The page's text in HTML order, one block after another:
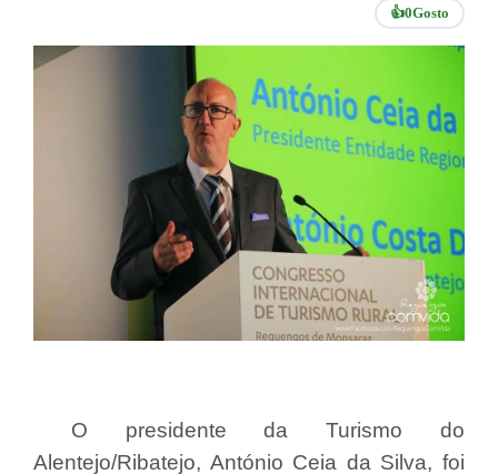
👍0Gosto
O presidente da Turismo do
Alentejo/Ribatejo, António Ceia da Silva, foi